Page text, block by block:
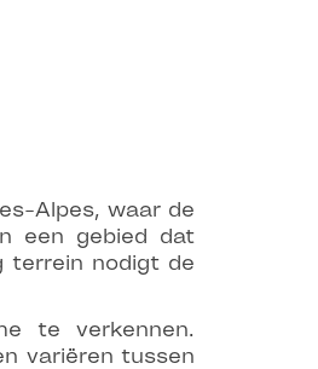
Alpes, waar de
een gebied dat
terrein nodigt de
te verkennen.
variëren tussen